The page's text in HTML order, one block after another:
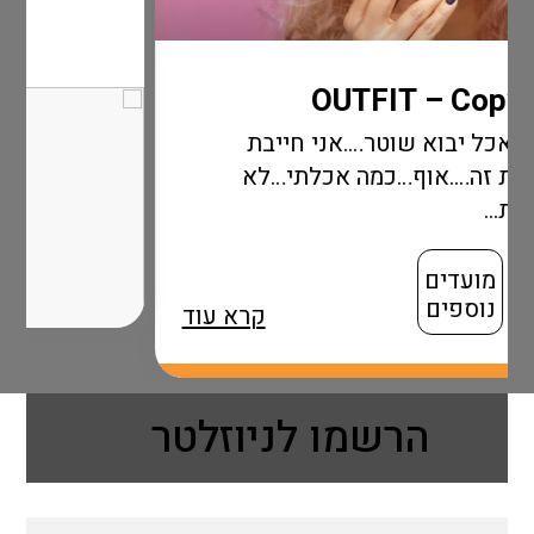
חייבת
אכלתי…לא
הרשמו לניוזלטר